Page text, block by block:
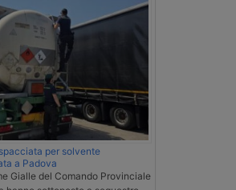
per solvente
a Padova
Gialle del Comando Provinciale